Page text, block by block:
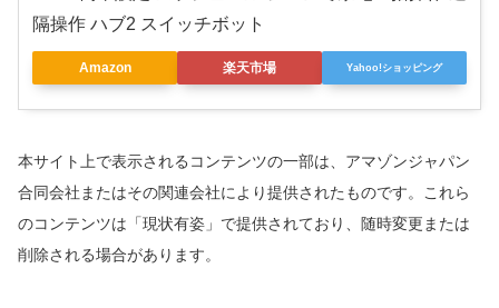
隔操作 ハブ2 スイッチボット
Amazon 楽天市場 Yahoo!ショッピング
本サイト上で表示されるコンテンツの一部は、アマゾンジャパン
合同会社またはその関連会社により提供されたものです。これら
のコンテンツは「現状有姿」で提供されており、随時変更または
削除される場合があります。